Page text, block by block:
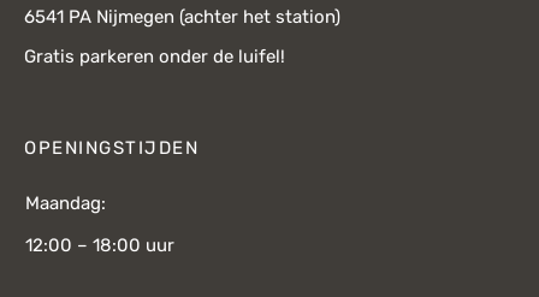
6541 PA Nijmegen (achter het station)
Gratis parkeren onder de luifel!
OPENINGSTIJDEN
Maandag:
12:00 – 18:00 uur